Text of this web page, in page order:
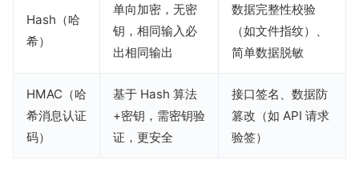
Hash（哈
希）
单向加密，无密
钥，相同输入必
出相同输出
数据完整性校验
（如文件指纹）、
简单数据脱敏
HMAC（哈
希消息认证
码）
基于 Hash 算法
+密钥，需密钥验
证，更安全
接口签名、数据防
篡改（如 API 请求
验签）